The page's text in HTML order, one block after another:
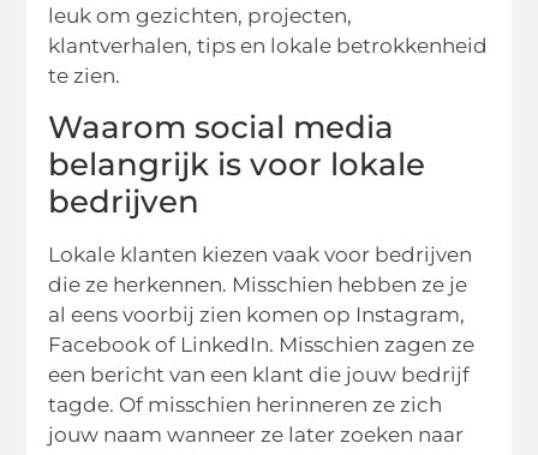
leuk om gezichten, projecten,
klantverhalen, tips en lokale betrokkenheid
te zien.
Waarom social media
belangrijk is voor lokale
bedrijven
Lokale klanten kiezen vaak voor bedrijven
die ze herkennen. Misschien hebben ze je
al eens voorbij zien komen op Instagram,
Facebook of LinkedIn. Misschien zagen ze
een bericht van een klant die jouw bedrijf
tagde. Of misschien herinneren ze zich
jouw naam wanneer ze later zoeken naar